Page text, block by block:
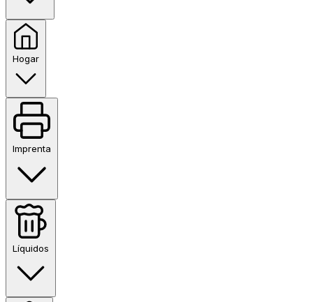
Hogar
Imprenta
Líquidos